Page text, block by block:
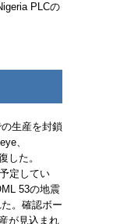
PLCの
生産を封鎖
、
した。
定してい
53の地震
。確認ボー
が見込まれ